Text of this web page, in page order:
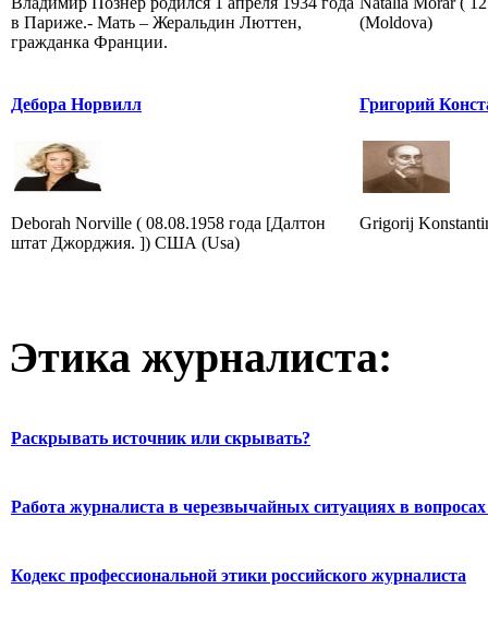
в Париже.- Мать – Жеральдин Люттен,
гражданка Франции.
(Moldova)
Дебора Норвилл
Deborah Norville ( 08.08.1958 года [Далтон
штат Джорджия. ]) США (Usa)
Григорий
Grigorij
Этика журналиста:
Раскрывать источник или скрывать?
Работа журналиста в черезвычайных ситуациях в вопросах
Кодекс профессиональной этики российского журналиста